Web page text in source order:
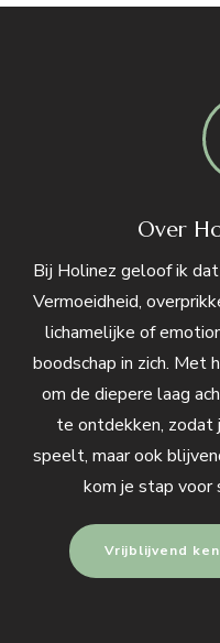
Over
Bij Holinez geloof ik
Vermoeidheid,
lichamelijke of
boodschap in zich. Met
om de diepere laag
te ontdekken,
speelt, maar ook
kom je stap voor
Vrijblijvend